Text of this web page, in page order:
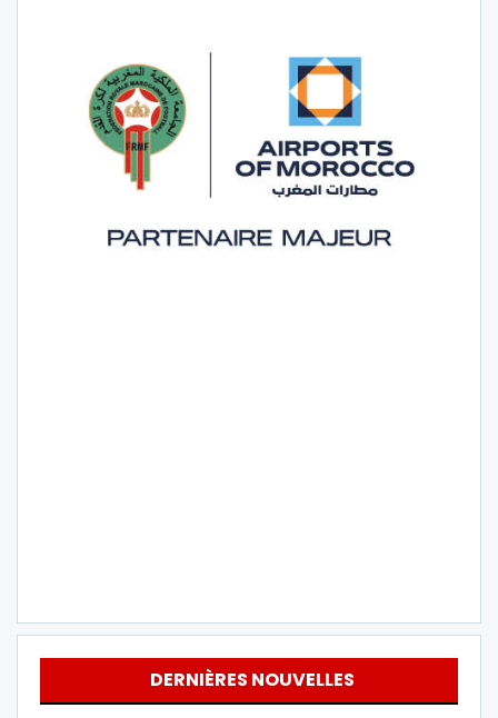
DERNIÈRES NOUVELLES